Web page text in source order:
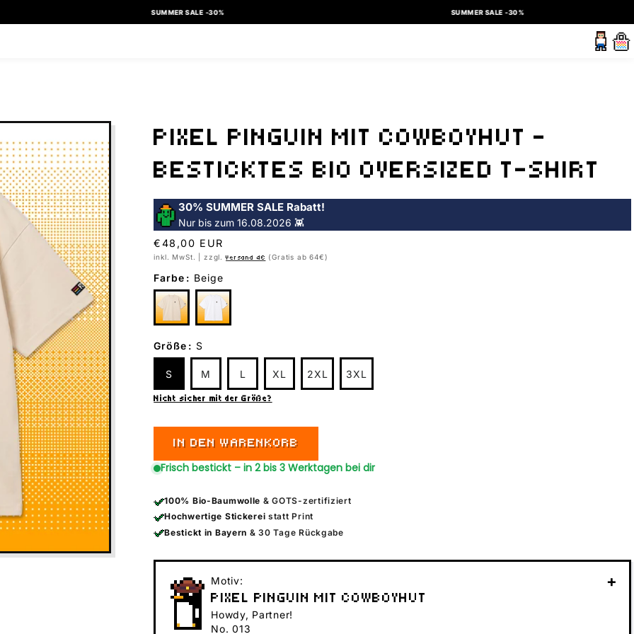
SUMMER SALE -30% SUMMER SALE -30%
PIXEL PINGUIN MIT COWBOYHUT –
BESTICKTES BIO OVERSIZED T-SHIRT
30% SUMMER SALE Rabatt!
Nur bis zum 16.08.2026 👾
Normaler
Preis
€48,00 EUR
inkl. MwSt. | zzgl.Versand 4€ (Gratis ab 64€)
Farbe : Beige
Größe : S
S M L XL 2XL 3XL
Nicht sicher mit der Größe?
IN DEN WARENKORB
Frisch bestickt – in 2 bis 3 Werktagen bei dir
100% Bio-Baumwolle & GOTS-zertifiziert
Hochwertige Stickerei statt Print
Bestickt in Bayern & 30 Tage Rückgabe
Motiv:
PIXEL PINGUIN MIT COWBOYHUT
Howdy, Partner!
No. 013
+